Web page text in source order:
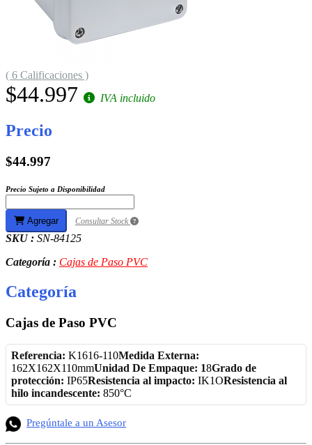
( 6 Calificaciones )
$44.997 IVA incluido
Precio
$44.997
Precio Sujeto a Disponibilidad
Agregar Consultar Stock
SKU : SN-84125
Categoría : Cajas de Paso PVC
Categoría
Cajas de Paso PVC
Referencia: K1616-110Medida Externa:
162X162X110mmUnidad De Empaque: 18Grado de
protección: IP65Resistencia al impacto: IK1OResistencia al
hilo incandescente: 850°C
Pregúntale a un Asesor